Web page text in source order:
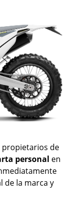
propietarios de
personal en
de la marca y